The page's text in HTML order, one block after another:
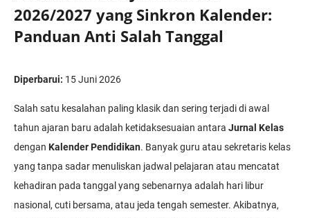
2026/2027 yang Sinkron Kalender:
Panduan Anti Salah Tanggal
Diperbarui: 15 Juni 2026
Salah satu kesalahan paling klasik dan sering terjadi di awal
tahun ajaran baru adalah ketidaksesuaian antara Jurnal Kelas
dengan Kalender Pendidikan. Banyak guru atau sekretaris kelas
yang tanpa sadar menuliskan jadwal pelajaran atau mencatat
kehadiran pada tanggal yang sebenarnya adalah hari libur
nasional, cuti bersama, atau jeda tengah semester. Akibatnya,